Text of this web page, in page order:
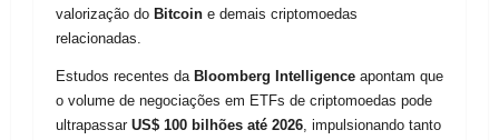
valorização do Bitcoin e demais criptomoedas
relacionadas.
Estudos recentes da Bloomberg Intelligence apontam que
o volume de negociações em ETFs de criptomoedas pode
ultrapassar US$ 100 bilhões até 2026, impulsionando tanto